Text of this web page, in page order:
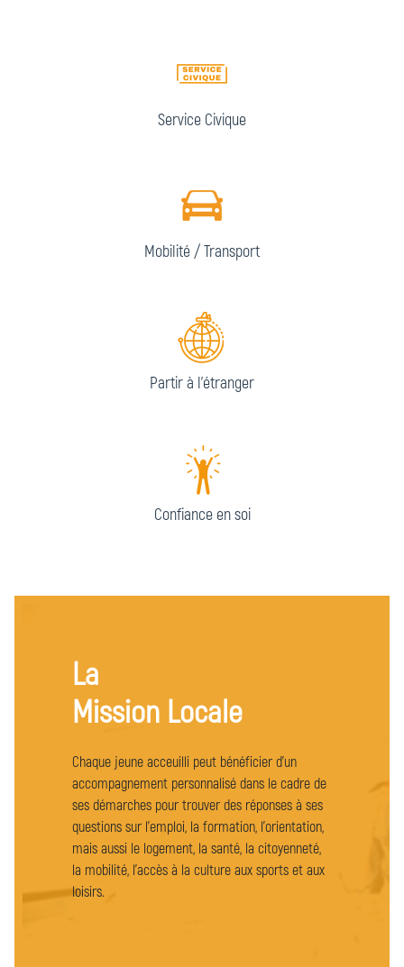
Service Civique
Mobilité / Transport
Partir à l'étranger
Confiance en soi
La
Mission Locale
Chaque jeune acceuilli peut bénéficier d'un
accompagnement personnalisé dans le cadre de
ses démarches pour trouver des réponses à ses
questions sur l'emploi, la formation, l'orientation,
mais aussi le logement, la santé, la citoyenneté,
la mobilité, l'accès à la culture aux sports et aux
loisirs.